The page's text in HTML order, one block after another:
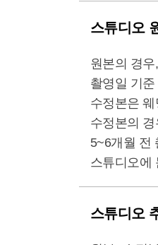
스튜디오
원본의 경
촬영일 기
수정본은
수정본의
5~6개월 전
스튜디오에
스튜디오